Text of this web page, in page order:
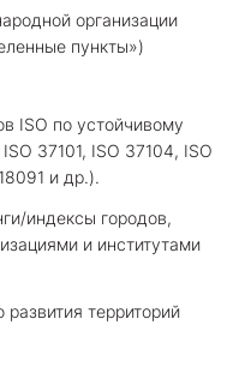
организации
пункты»)
ISO по устойчивому
37101, ISO 37104, ISO
и др.).
индексы городов,
и институтами
территорий